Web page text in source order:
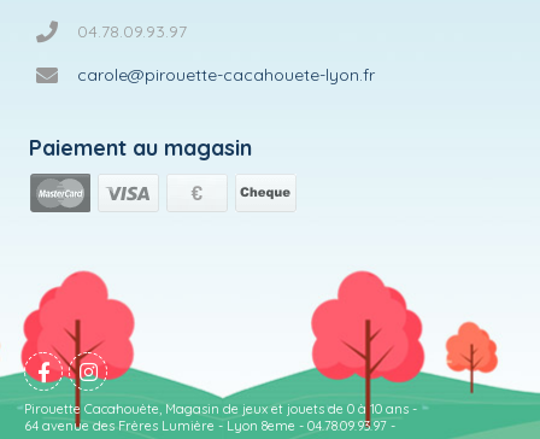
04.78.09.93.97
carole@pirouette-cacahouete-lyon.fr
Paiement au magasin
Pirouette Cacahouète, Magasin de jeux et jouets de 0 à 10 ans -
64 avenue des Frères Lumière - Lyon 8eme - 04.78.09.93.97 -